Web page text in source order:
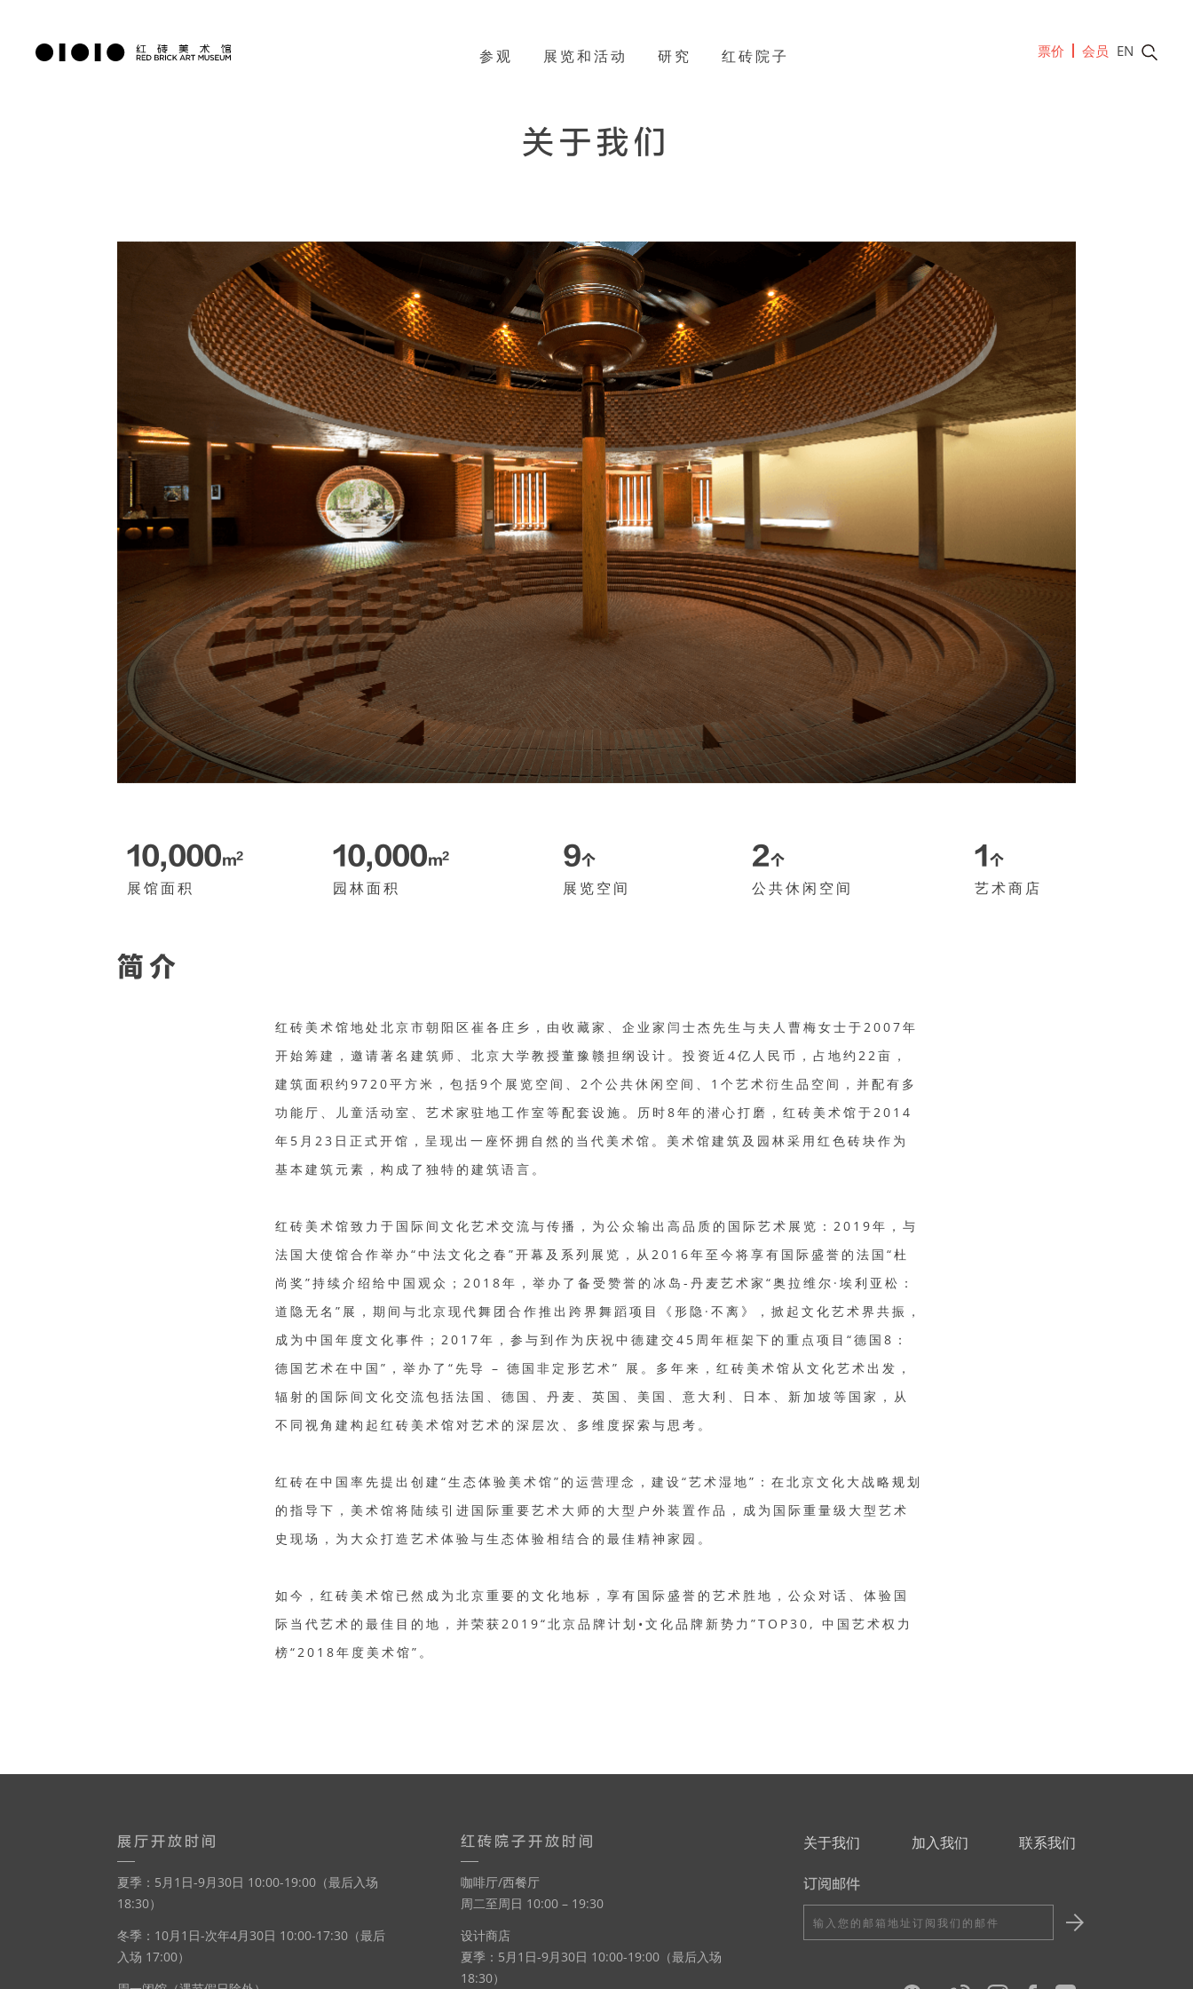
参观 展览和活动 研究 红砖院子 票价 会员 EN
关于我们
10,000m2
展馆面积
10,000m2
园林面积
9个
展览空间
2个
公共休闲空间
1个
艺术商店
简介
红砖美术馆地处北京市朝阳区崔各庄乡，由收藏家、企业家闫士杰先生与夫人曹梅女士于2007年
开始筹建，邀请著名建筑师、北京大学教授董豫赣担纲设计。投资近4亿人民币，占地约22亩，
建筑面积约9720平方米，包括9个展览空间、2个公共休闲空间、1个艺术衍生品空间，并配有多
功能厅、儿童活动室、艺术家驻地工作室等配套设施。历时8年的潜心打磨，红砖美术馆于2014
年5月23日正式开馆，呈现出一座怀拥自然的当代美术馆。美术馆建筑及园林采用红色砖块作为
基本建筑元素，构成了独特的建筑语言。
红砖美术馆致力于国际间文化艺术交流与传播，为公众输出高品质的国际艺术展览：2019年，与
法国大使馆合作举办“中法文化之春”开幕及系列展览，从2016年至今将享有国际盛誉的法国“杜
尚奖”持续介绍给中国观众；2018年，举办了备受赞誉的冰岛-丹麦艺术家“奥拉维尔·埃利亚松：
道隐无名”展，期间与北京现代舞团合作推出跨界舞蹈项目《形隐·不离》，掀起文化艺术界共振，
成为中国年度文化事件；2017年，参与到作为庆祝中德建交45周年框架下的重点项目“德国8：
德国艺术在中国”，举办了“先导 – 德国非定形艺术” 展。多年来，红砖美术馆从文化艺术出发，
辐射的国际间文化交流包括法国、德国、丹麦、英国、美国、意大利、日本、新加坡等国家，从
不同视角建构起红砖美术馆对艺术的深层次、多维度探索与思考。
红砖在中国率先提出创建“生态体验美术馆”的运营理念，建设“艺术湿地”：在北京文化大战略规划
的指导下，美术馆将陆续引进国际重要艺术大师的大型户外装置作品，成为国际重量级大型艺术
史现场，为大众打造艺术体验与生态体验相结合的最佳精神家园。
如今，红砖美术馆已然成为北京重要的文化地标，享有国际盛誉的艺术胜地，公众对话、体验国
际当代艺术的最佳目的地，并荣获2019“北京品牌计划•文化品牌新势力”TOP30, 中国艺术权力
榜“2018年度美术馆”。
展厅开放时间
夏季：5月1日-9月30日 10:00-19:00（最后入场
18:30）
冬季：10月1日-次年4月30日 10:00-17:30（最后
入场 17:00）
红砖院子开放时间
咖啡厅/西餐厅
周二至周日 10:00 – 19:30
设计商店
夏季：5月1日-9月30日 10:00-19:00（最后入场
18:30）
关于我们 加入我们 联系我们
订阅邮件
输